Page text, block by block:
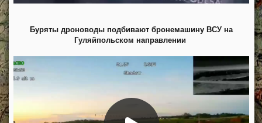
Буряты дроноводы подбивают бронемашину ВСУ на
Гуляйпольском направлении